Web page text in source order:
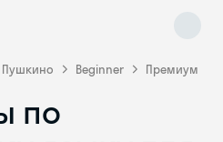
Пушкино Beginner Премиум
по